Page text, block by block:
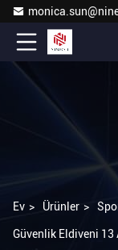
Ev > Ürünler >
Güvenlik Eldiveni 13